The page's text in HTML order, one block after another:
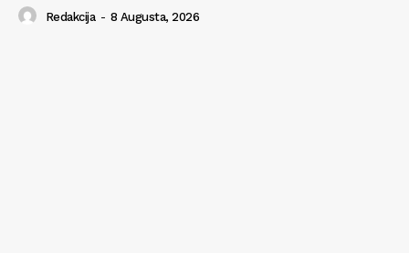
Redakcija - 8 Augusta, 2026